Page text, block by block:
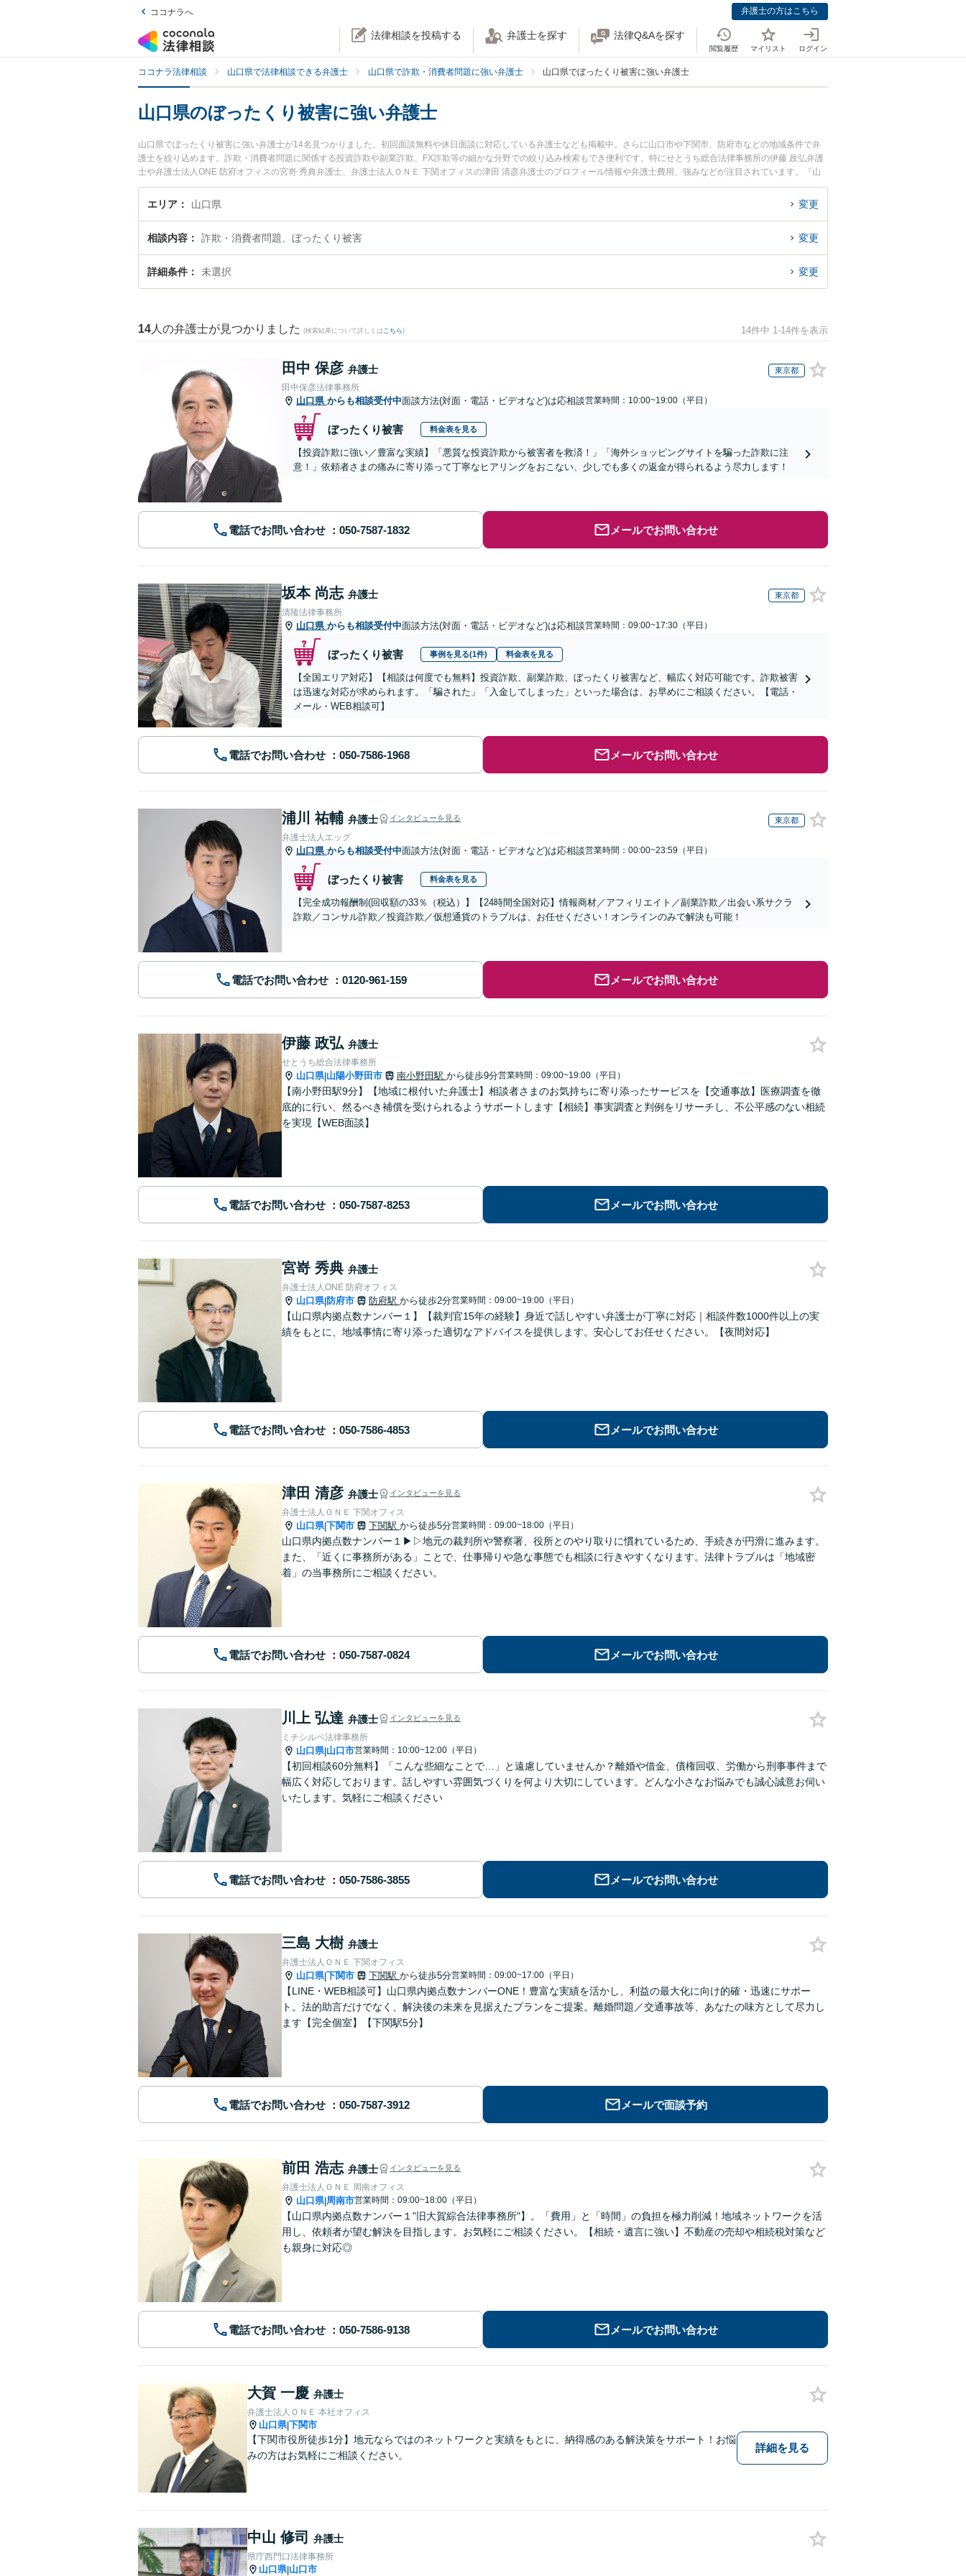
ココナラへ 弁護士の方はこちら
法律相談を投稿する 弁護士を探す 法律Q&Aを探す
閲覧履歴 マイリスト ログイン
ココナラ法律相談 山口県で法律相談できる弁護士 山口県で詐欺・消費者問題に強い弁護士 山口県でぼったくり被害に強い弁護士
山口県のぼったくり被害に強い弁護士
山口県でぼったくり被害に強い弁護士が14名見つかりました。初回面談無料や休日面談に対応している弁護士なども掲載中。さらに山口市や下関市、防府市などの地域条件で弁
護士を絞り込めます。詐欺・消費者問題に関係する投資詐欺や副業詐欺、FX詐欺等の細かな分野での絞り込み検索もでき便利です。特にせとうち総合法律事務所の伊藤 政弘弁護
士や弁護士法人ONE 防府オフィスの宮嵜 秀典弁護士、弁護士法人ＯＮＥ 下関オフィスの津田 清彦弁護士のプロフィール情報や弁護士費用、強みなどが注目されています。『山
口県で土日や夜間に発生したぼったくり被害のトラブルを今すぐに弁護士に相談したい』『ぼったくり被害のトラブル解決の実績豊富な近くの弁護士を検索したい』『初回相談無
料でぼったくり被害を法律相談できる山口県内の弁護士に相談予約したい』などでお困りの相談者さんにおすすめです。
エリア 山口県 変更
相談内容 詐欺・消費者問題、ぼったくり被害 変更
詳細条件 未選択 変更
14 人の弁護士が見つかりました (検索結果について詳しくは こちら) 14件中 1-14件を表示
田中 保彦 弁護士 東京都
田中保彦法律事務所
山口県 からも相談受付中面談方法(対面・電話・ビデオなど)は応相談営業時間：10:00~19:00（平日）
ぼったくり被害 料金表を見る
【投資詐欺に強い／豊富な実績】「悪質な投資詐欺から被害者を救済！」「海外ショッピングサイトを騙った詐欺に注
意！」依頼者さまの痛みに寄り添って丁寧なヒアリングをおこない、少しでも多くの返金が得られるよう尽力します！
電話でお問い合わせ メールでお問い合わせ
坂本 尚志 弁護士 東京都
清陵法律事務所
山口県 からも相談受付中面談方法(対面・電話・ビデオなど)は応相談営業時間：09:00~17:30（平日）
ぼったくり被害 事例を見る(1件) 料金表を見る
【全国エリア対応】【相談は何度でも無料】投資詐欺、副業詐欺、ぼったくり被害など、幅広く対応可能です。詐欺被害
は迅速な対応が求められます。「騙された」「入金してしまった」といった場合は、お早めにご相談ください。【電話・
メール・WEB相談可】
電話でお問い合わせ メールでお問い合わせ
浦川 祐輔 弁護士 インタビューを見る 東京都
弁護士法人エッグ
山口県 からも相談受付中面談方法(対面・電話・ビデオなど)は応相談営業時間：00:00~23:59（平日）
ぼったくり被害 料金表を見る
【完全成功報酬制(回収額の33％（税込）】【24時間全国対応】情報商材／アフィリエイト／副業詐欺／出会い系サクラ
詐欺／コンサル詐欺／投資詐欺／仮想通貨のトラブルは、お任せください！オンラインのみで解決も可能！
電話でお問い合わせ メールでお問い合わせ
伊藤 政弘 弁護士
せとうち総合法律事務所
山口県|山陽小野田市 南小野田駅 から徒歩9分営業時間：09:00~19:00（平日）
【南小野田駅9分】【地域に根付いた弁護士】相談者さまのお気持ちに寄り添ったサービスを【交通事故】医療調査を徹
底的に行い、然るべき補償を受けられるようサポートします【相続】事実調査と判例をリサーチし、不公平感のない相続
を実現【WEB面談】
電話でお問い合わせ メールでお問い合わせ
宮嵜 秀典 弁護士
弁護士法人ONE 防府オフィス
山口県|防府市 防府駅 から徒歩2分営業時間：09:00~19:00（平日）
【山口県内拠点数ナンバー１】【裁判官15年の経験】身近で話しやすい弁護士が丁寧に対応｜相談件数1000件以上の実
績をもとに、地域事情に寄り添った適切なアドバイスを提供します。安心してお任せください。【夜間対応】
電話でお問い合わせ メールでお問い合わせ
津田 清彦 弁護士 インタビューを見る
弁護士法人ＯＮＥ 下関オフィス
山口県|下関市 下関駅 から徒歩5分営業時間：09:00~18:00（平日）
山口県内拠点数ナンバー１▶︎▷地元の裁判所や警察署、役所とのやり取りに慣れているため、手続きが円滑に進みます。
また、「近くに事務所がある」ことで、仕事帰りや急な事態でも相談に行きやすくなります。法律トラブルは「地域密
着」の当事務所にご相談ください。
電話でお問い合わせ メールでお問い合わせ
川上 弘達 弁護士 インタビューを見る
ミチシルベ法律事務所
山口県|山口市営業時間：10:00~12:00（平日）
【初回相談60分無料】「こんな些細なことで…」と遠慮していませんか？離婚や借金、債権回収、労働から刑事事件まで
幅広く対応しております。話しやすい雰囲気づくりを何より大切にしています。どんな小さなお悩みでも誠心誠意お伺い
いたします。気軽にご相談ください
電話でお問い合わせ メールでお問い合わせ
三島 大樹 弁護士
弁護士法人ＯＮＥ 下関オフィス
山口県|下関市 下関駅 から徒歩5分営業時間：09:00~17:00（平日）
【LINE・WEB相談可】山口県内拠点数ナンバーONE！豊富な実績を活かし、利益の最大化に向け的確・迅速にサポー
ト。法的助言だけでなく、解決後の未来を見据えたプランをご提案。離婚問題／交通事故等、あなたの味方として尽力し
ます【完全個室】【下関駅5分】
電話でお問い合わせ メールで面談予約
前田 浩志 弁護士 インタビューを見る
弁護士法人ＯＮＥ 周南オフィス
山口県|周南市営業時間：09:00~18:00（平日）
【山口県内拠点数ナンバー１"旧大賀綜合法律事務所"】。「費用」と「時間」の負担を極力削減！地域ネットワークを活
用し、依頼者が望む解決を目指します。お気軽にご相談ください。【相続・遺言に強い】不動産の売却や相続税対策など
も親身に対応◎
電話でお問い合わせ メールでお問い合わせ
大賀 一慶 弁護士
弁護士法人ＯＮＥ 本社オフィス
山口県|下関市
【下関市役所徒歩1分】地元ならではのネットワークと実績をもとに、納得感のある解決策をサポート！お悩
みの方はお気軽にご相談ください。
詳細を見る
中山 修司 弁護士
県庁西門口法律事務所
山口県|山口市